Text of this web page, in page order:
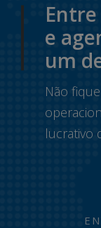
e
um
Não
lucrativo